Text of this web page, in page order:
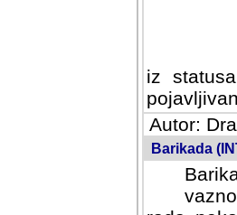
iz
Autor:
Barikada